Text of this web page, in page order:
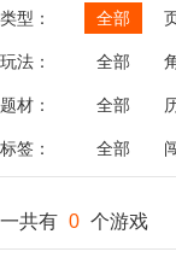
类型： 全部
玩法： 全部
飞行
题材： 全部
标签： 全部
一共有 0 个游戏